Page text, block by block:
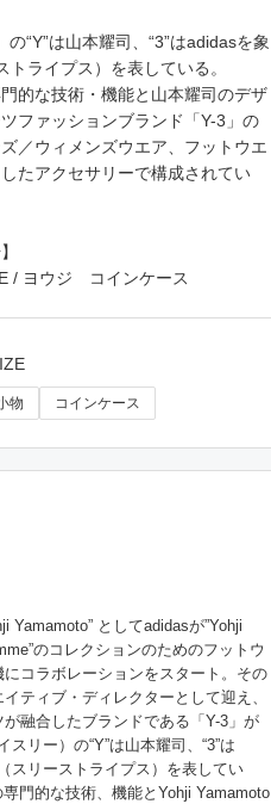
の“Y”は山本耀司、“3”はadidasを象
ライプス）を表している。
的な技術・機能と山本耀司のデザ
ファッションブランド「Y-3」の
／ウィメンズウエア、フットウエ
たアクセサリーで構成されてい
/ ヨウジ コインケース
物 コインケース
Yamamoto” としてadidasが”Yohji
のコレクションのためのフットウ
コラボレーションをスタート。その
ティブ・ディレクターとして迎え、
融合したブランドである「Y-3」が
リー）の“Y”は山本耀司、“3”は
スリーストライプス）を表してい
門的な技術、機能とYohji Yamamoto